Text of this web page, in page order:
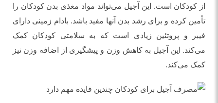
از کودکان است. این آجیل می‌تواند مواد مغذی بدن کودکان را
تأمین کرده و برای رشد بدن آنها مفید باشد. بادام زمینی دارای
فیبر و پروتئین زیادی است که به سلامتی کودکان کمک
می‌کند. این آجیل به کاهش وزن و پیشگیری از اضافه وزن نیز
کمک می‌کند.